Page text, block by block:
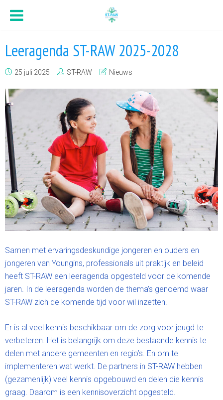
Leeragenda ST-RAW 2025-2028
25 juli 2025 ST-RAW Nieuws
Samen met ervaringsdeskundige jongeren en ouders en
jongeren van Youngins, professionals uit praktijk en beleid
heeft ST-RAW een leeragenda opgesteld voor de komende
jaren. In de leeragenda worden de thema’s genoemd waar
ST-RAW zich de komende tijd voor wil inzetten.
Er is al veel kennis beschikbaar om de zorg voor jeugd te
verbeteren. Het is belangrijk om deze bestaande kennis te
delen met andere gemeenten en regio’s. En om te
implementeren wat werkt. De partners in ST-RAW hebben
(gezamenlijk) veel kennis opgebouwd en delen die kennis
graag. Daarom is een kennisoverzicht opgesteld.